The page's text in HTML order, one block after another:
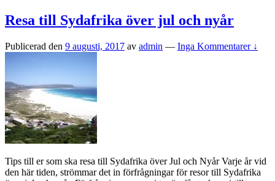
Resa till Sydafrika över jul och nyår
Publicerad den 9 augusti, 2017 av admin — Inga Kommentarer ↓
Tips till er som ska resa till Sydafrika över Jul och Nyår Varje år vid
den här tiden, strömmar det in förfrågningar för resor till Sydafrika